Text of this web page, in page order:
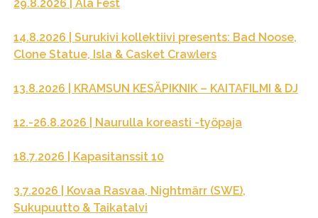
29.8.2026 | Ala Fest
14.8.2026 | Surukivi kollektiivi presents: Bad Noose,
Clone Statue, Isla & Casket Crawlers
13.8.2026 | KRAMSUN KESÄPIKNIK – KAITAFILMI & DJ
12.-26.8.2026 | Naurulla koreasti -työpaja
18.7.2026 | Kapasitanssit 10
3.7.2026 | Kovaa Rasvaa, Nightmärr (SWE),
Sukupuutto & Taikatalvi